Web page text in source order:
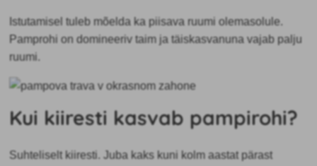
Istutamisel tuleb mõelda ka piisava ruumi olemasolule.
Pamprohi on domineeriv taim ja täiskasvanuna vajab palju
ruumi.
Kui kiiresti kasvab pampirohi?
Suhteliselt kiiresti. Juba kaks kuni kolm aastat pärast